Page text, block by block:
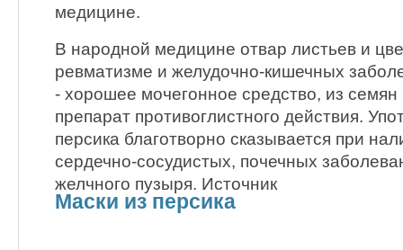
медицине.
В народной медицине отвар листьев и
ревматизме и желудочно-кишечных
- хорошее мочегонное средство, из семян
препарат противоглистного действия.
персика благотворно сказывается при
сердечно-сосудистых, почечных
желчного пузыря. Источник
Маски из персика